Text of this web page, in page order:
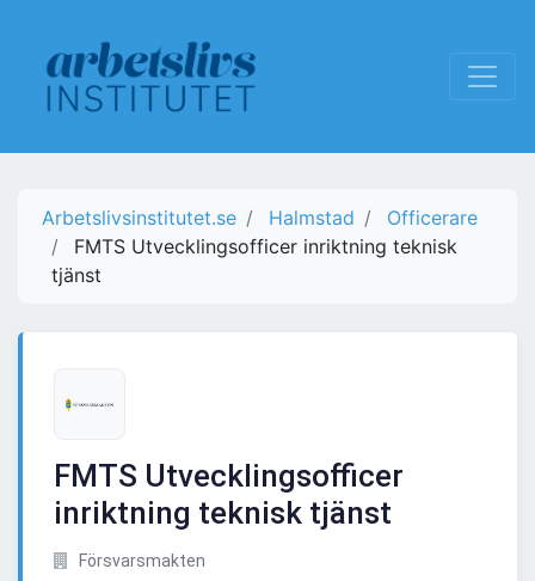
Arbetslivsinstitutet.se Halmstad
Officerare
FMTS Utvecklingsofficer inriktning teknisk
tjänst
FMTS Utvecklingsofficer
inriktning teknisk tjänst
Försvarsmakten